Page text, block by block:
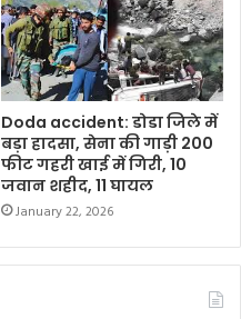
Doda accident: डोडा जिले में
बड़ा हादसा, सेना की गाड़ी 200
फीट गहरी खाई में गिरी, 10
जवान शहीद, 11 घायल
January 22, 2026